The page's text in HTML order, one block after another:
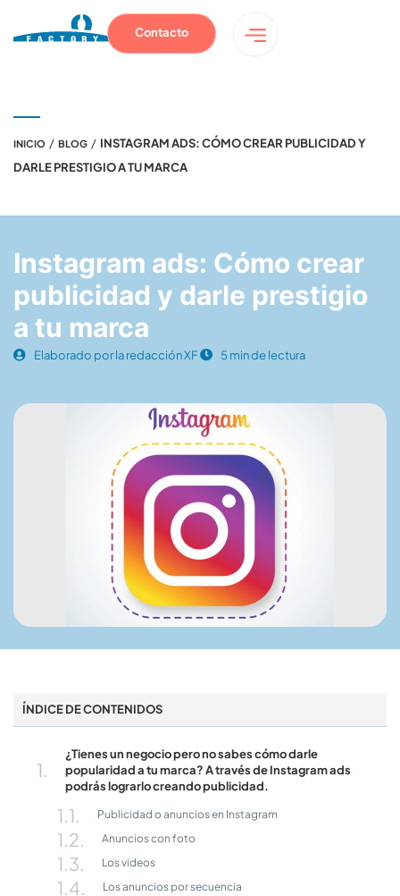
Contacto
INICIO / BLOG / INSTAGRAM ADS: CÓMO CREAR PUBLICIDAD Y
DARLE PRESTIGIO A TU MARCA
Instagram ads: Cómo crear
publicidad y darle prestigio
a tu marca
Elaborado por la redacción XF 5 min de lectura
ÍNDICE DE CONTENIDOS
¿Tienes un negocio pero no sabes cómo darle
popularidad a tu marca? A través de Instagram ads
podrás lograrlo creando publicidad.
Publicidad o anuncios en Instagram
Anuncios con foto
Los videos
Los anuncios por secuencia